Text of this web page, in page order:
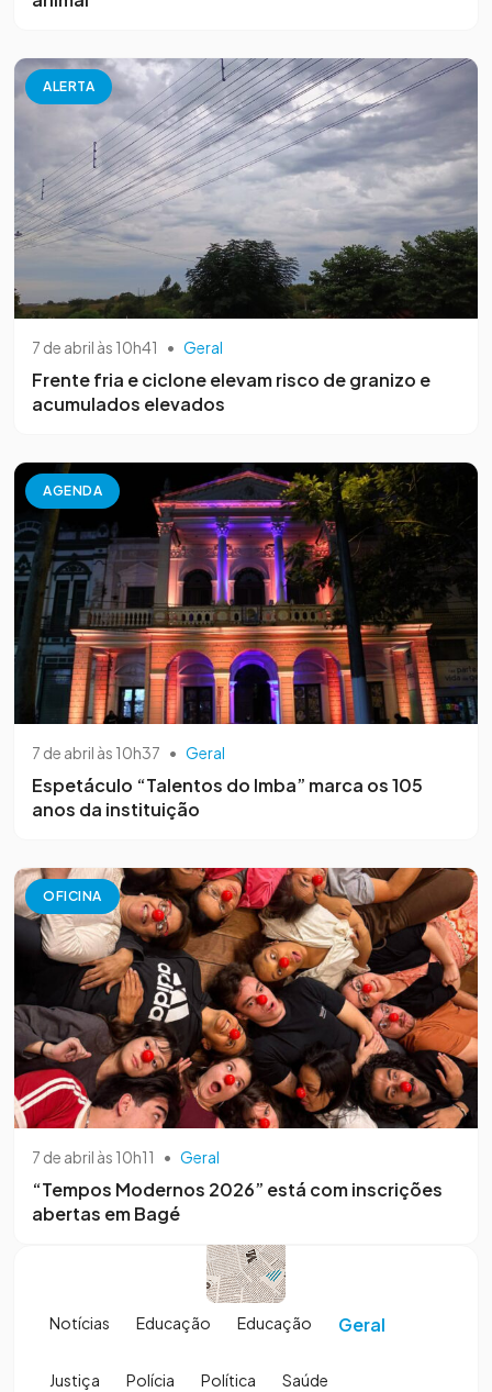
ALERTA
7 de abril às 10h41 • Geral
Frente fria e ciclone elevam risco de granizo e
acumulados elevados
AGENDA
7 de abril às 10h37 • Geral
Espetáculo “Talentos do Imba” marca os 105
anos da instituição
OFICINA
7 de abril às 10h11 • Geral
“Tempos Modernos 2026” está com inscrições
abertas em Bagé
Notícias Educação Educação Geral
Justiça Polícia Política Saúde